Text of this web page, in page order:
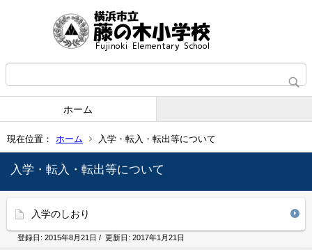
ホーム
現在位置： ホーム 入学・転入・転出等について
入学・転入・転出等について
入学のしおり
登録日: 2015年8月21日 / 更新日: 2017年1月21日